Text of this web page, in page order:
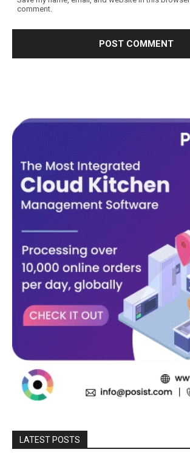
comment.
LATEST POSTS